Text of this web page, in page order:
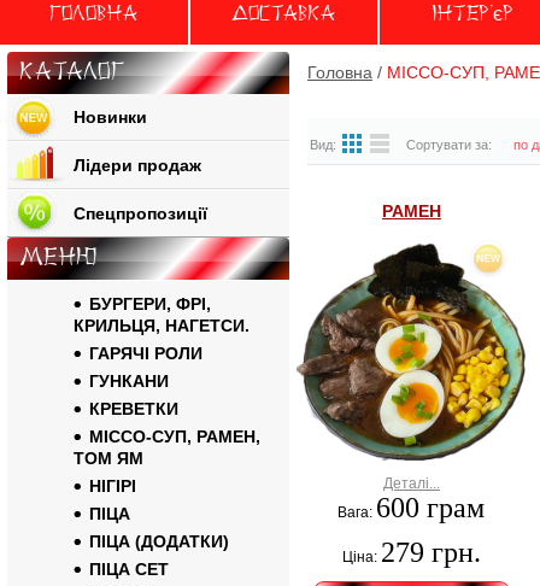
Головна Доставка Iнтер'єр
Головна / МІССО-СУП,
Вид: Сортувати за: по
РАМЕН
Деталі...
Вага: 600 грам
Ціна: 279 грн.
Каталог
Новинки
Лідери продаж
Спецпропозиції
Меню
БУРГЕРИ, ФРІ,
КРИЛЬЦЯ, НАГЕТСИ.
ГАРЯЧІ РОЛИ
ГУНКАНИ
КРЕВЕТКИ
МІССО-СУП, РАМЕН,
ТОМ ЯМ
НІГІРІ
ПІЦА
ПІЦА (ДОДАТКИ)
ПІЦА СЕТ